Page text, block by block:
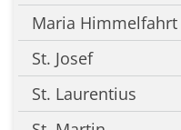
Maria Himmelfahrt
St. Josef
St. Laurentius